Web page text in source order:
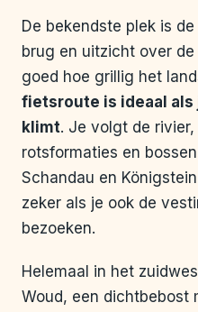
De bekendste plek is
brug en uitzicht over de
goed hoe grillig het
fietsroute is ideaal
klimt. Je volgt de
rotsformaties en
Schandau en
zeker als je ook de
bezoeken.
Helemaal in het
Woud, een dichtbebost